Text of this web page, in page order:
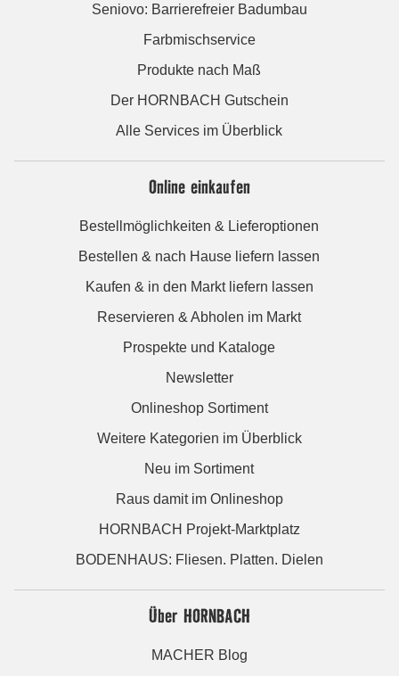
Seniovo: Barrierefreier Badumbau
Farbmischservice
Produkte nach Maß
Der HORNBACH Gutschein
Alle Services im Überblick
Online einkaufen
Bestellmöglichkeiten & Lieferoptionen
Bestellen & nach Hause liefern lassen
Kaufen & in den Markt liefern lassen
Reservieren & Abholen im Markt
Prospekte und Kataloge
Newsletter
Onlineshop Sortiment
Weitere Kategorien im Überblick
Neu im Sortiment
Raus damit im Onlineshop
HORNBACH Projekt-Marktplatz
BODENHAUS: Fliesen. Platten. Dielen
Über HORNBACH
MACHER Blog